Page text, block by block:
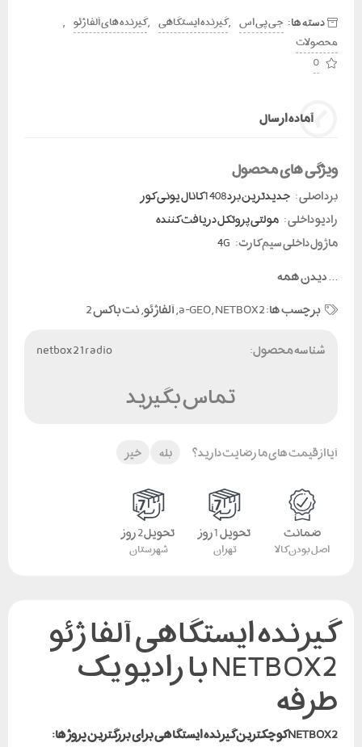
دسته ها: جی پی اس ,گیرنده ایستگاهی ,گیرنده های آلفا ژئو ,
محصولات
0
آماده ارسال
ویژگی های محصول
برد اصلی : جدیدترین برد 1408 کانال یونی کور
رادیو داخلی : مولتی پروتکل دریافت کننده
ماژول داخلی سیم کارت:
...دیدن همه
برچسب ها:
a-GEO,NETBOX2
,آلفاژئو,نت باکس 2
شناسه محصول:
netbox2 1radio
تماس بگیرید
آیا از قیمت های ما رضایت دارید؟ بله خیر
ضمانت
اصل بودن کالا
تحویل 1 روز
تهران
تحویل 2 روز
شهرستان
گیرنده ایستگاهی آلفا ژئو
NETBOX2 با رادیو یک
طرفه
NETBOX2 کوچکترین گیرنده ایستگاهی برای بزرگترین پروژها: